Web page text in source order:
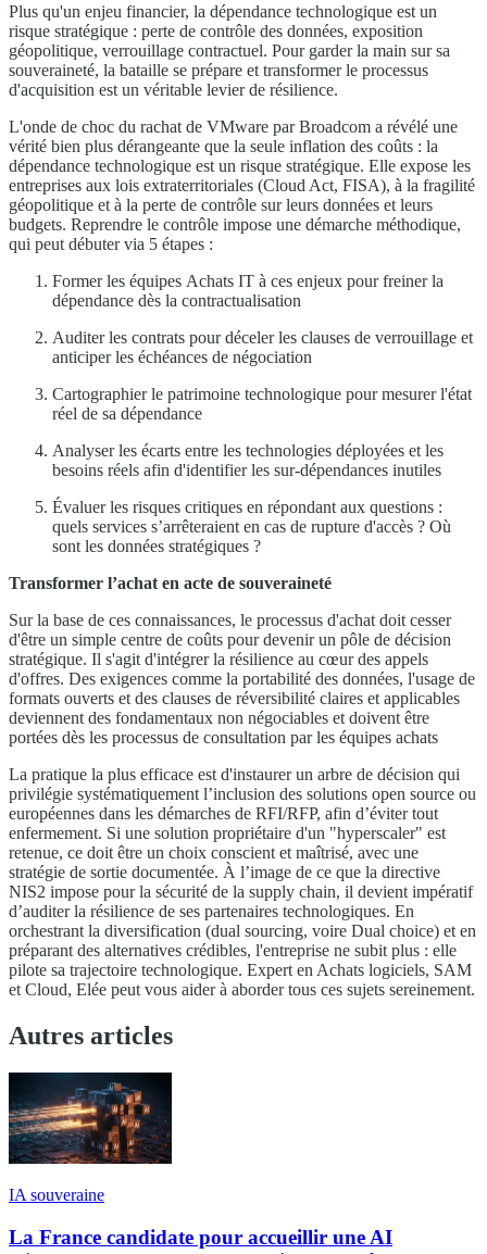
Plus qu'un enjeu financier, la dépendance technologique est un
risque stratégique : perte de contrôle des données, exposition
géopolitique, verrouillage contractuel. Pour garder la main sur sa
souveraineté, la bataille se prépare et transformer le processus
d'acquisition est un véritable levier de résilience.
L'onde de choc du rachat de VMware par Broadcom a révélé une
vérité bien plus dérangeante que la seule inflation des coûts : la
dépendance technologique est un risque stratégique. Elle expose les
entreprises aux lois extraterritoriales (Cloud Act, FISA), à la fragilité
géopolitique et à la perte de contrôle sur leurs données et leurs
budgets. Reprendre le contrôle impose une démarche méthodique,
qui peut débuter via 5 étapes :
Former les équipes Achats IT à ces enjeux pour freiner la
dépendance dès la contractualisation
Auditer les contrats pour déceler les clauses de verrouillage et
anticiper les échéances de négociation
Cartographier le patrimoine technologique pour mesurer l'état
réel de sa dépendance
Analyser les écarts entre les technologies déployées et les
besoins réels afin d'identifier les sur-dépendances inutiles
Évaluer les risques critiques en répondant aux questions :
quels services s’arrêteraient en cas de rupture d'accès ? Où
sont les données stratégiques ?
Transformer l’achat en acte de souveraineté
Sur la base de ces connaissances, le processus d'achat doit cesser
d'être un simple centre de coûts pour devenir un pôle de décision
stratégique. Il s'agit d'intégrer la résilience au cœur des appels
d'offres. Des exigences comme la portabilité des données, l'usage de
formats ouverts et des clauses de réversibilité claires et applicables
deviennent des fondamentaux non négociables et doivent être
portées dès les processus de consultation par les équipes achats
La pratique la plus efficace est d'instaurer un arbre de décision qui
privilégie systématiquement l’inclusion des solutions open source ou
européennes dans les démarches de RFI/RFP, afin d’éviter tout
enfermement. Si une solution propriétaire d'un "hyperscaler" est
retenue, ce doit être un choix conscient et maîtrisé, avec une
stratégie de sortie documentée. À l’image de ce que la directive
NIS2 impose pour la sécurité de la supply chain, il devient impératif
d’auditer la résilience de ses partenaires technologiques. En
orchestrant la diversification (dual sourcing, voire Dual choice) et en
préparant des alternatives crédibles, l'entreprise ne subit plus : elle
pilote sa trajectoire technologique. Expert en Achats logiciels, SAM
et Cloud, Elée peut vous aider à aborder tous ces sujets sereinement.
Autres articles
IA souveraine
La France candidate pour accueillir une AI